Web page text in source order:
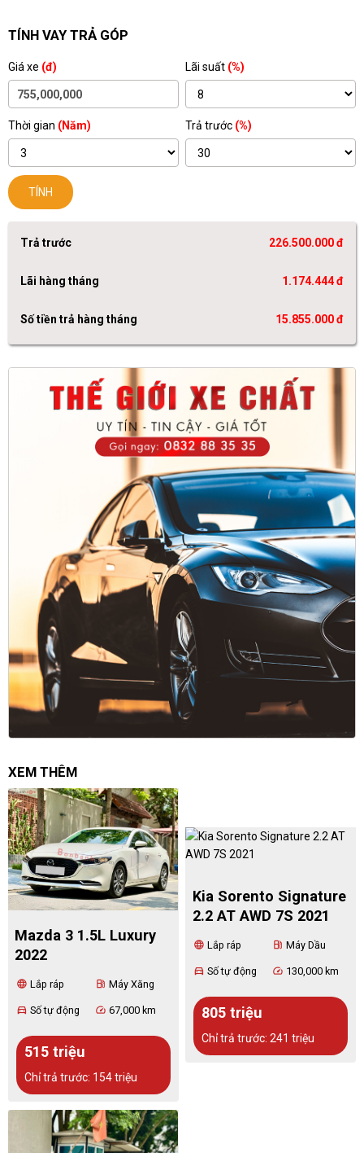
TÍNH VAY TRẢ GÓP
Giá xe (đ) Lãi suất (%)
Thời gian (Năm) Trả trước (%)
TÍNH
Trả trước 226.500.000 đ
Lãi hàng tháng 1.174.444 đ
Số tiền trả hàng tháng 15.855.000 đ
XEM THÊM
Mazda 3 1.5L Luxury
2022
language Lắp ráp local_gas_station Máy Xăng
directions_car Số tự động speed 67,000 km
515 triệu
Chỉ trả trước: 154 triệu
Kia Sorento Signature
2.2 AT AWD 7S 2021
language Lắp ráp local_gas_station Máy Dầu
directions_car Số tự động speed 130,000 km
805 triệu
Chỉ trả trước: 241 triệu